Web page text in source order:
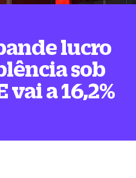
lucro
sob
vai a 16,2%